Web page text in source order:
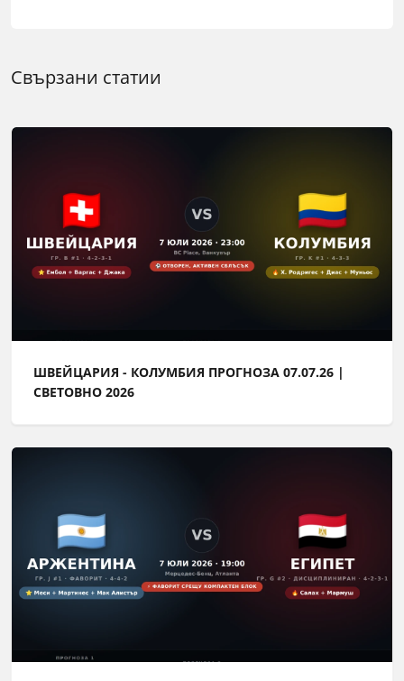
Свързани статии
ШВЕЙЦАРИЯ - КОЛУМБИЯ ПРОГНОЗА 07.07.26 |
СВЕТОВНО 2026